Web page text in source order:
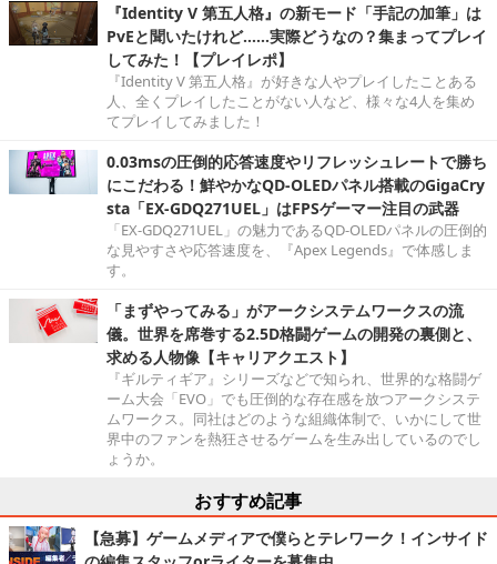
『Identity V 第五人格』の新モード「手記の加筆」は
PvEと聞いたけれど……実際どうなの？集まってプレイ
してみた！【プレイレポ】
『Identity V 第五人格』が好きな人やプレイしたことある
人、全くプレイしたことがない人など、様々な4人を集め
てプレイしてみました！
0.03msの圧倒的応答速度やリフレッシュレートで勝ち
にこだわる！鮮やかなQD-OLEDパネル搭載のGigaCry
sta「EX-GDQ271UEL」はFPSゲーマー注目の武器
「EX-GDQ271UEL」の魅力であるQD-OLEDパネルの圧倒的
な見やすさや応答速度を、『Apex Legends』で体感しま
す。
「まずやってみる」がアークシステムワークスの流
儀。世界を席巻する2.5D格闘ゲームの開発の裏側と、
求める人物像【キャリアクエスト】
『ギルティギア』シリーズなどで知られ、世界的な格闘ゲ
ーム大会「EVO」でも圧倒的な存在感を放つアークシステ
ムワークス。同社はどのような組織体制で、いかにして世
界中のファンを熱狂させるゲームを生み出しているのでし
ょうか。
おすすめ記事
【急募】ゲームメディアで僕らとテレワーク！インサイド